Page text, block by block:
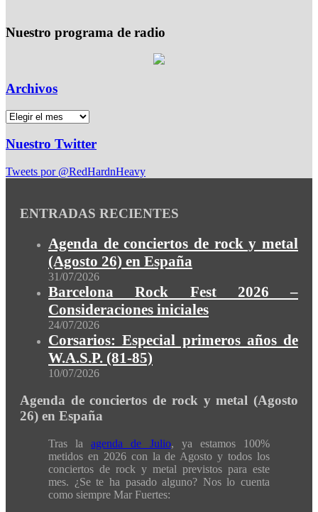
Nuestro programa de radio
Archivos
Nuestro Twitter
Tweets por @RedHardnHeavy
ENTRADAS RECIENTES
Agenda de conciertos de rock y metal
(Agosto 26) en España
31/07/2026
Barcelona Rock Fest 2026 –
Consideraciones iniciales
24/07/2026
Corsarios: Especial primeros años de
W.A.S.P. (81-85)
10/07/2026
Agenda de conciertos de rock y metal (Agosto
26) en España
Tras laagenda de Julio, ya estamos 100%
metidos en 2026 con la de Agosto y todos los
conciertos de rock y metal previstos para este
mes. ¿Se te ha pasado alguno? Nos lo cuenta
como siempre Mar Fuertes: